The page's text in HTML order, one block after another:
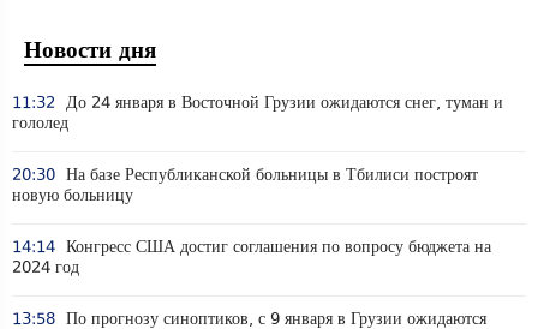
Новости дня
11:32 До 24 января в Восточной Грузии ожидаются снег, туман и
гололед
20:30 На базе Республиканской больницы в Тбилиси построят
новую больницу
14:14 Конгресс США достиг соглашения по вопросу бюджета на
2024 год
13:58 По прогнозу синоптиков, с 9 января в Грузии ожидаются